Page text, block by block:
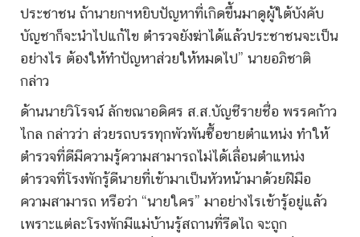
ประชาชน ถ้านายกฯหยิบปัญหาที่เกิดขึ้นมาดูผู้ใต้บังคับ
บัญชาก็จะนำไปแก้ไข ตำรวจยังฆ่าได้แล้วประชาชนจะเป็น
อย่างไร ต้องให้ทำปัญหาส่วยให้หมดไป” นายอภิชาติ
กล่าว
ด้านนายวิโรจน์ ลักขณาอดิศร ส.ส.บัญชีรายชื่อ พรรคก้าว
ไกล กล่าวว่า ส่วยรถบรรทุกพัวพันซื้อขายตำแหน่ง ทำให้
ตำรวจที่ดีมีความรู้ความสามารถไม่ได้เลื่อนตำแหน่ง
ตำรวจที่โรงพักรู้ดีนายที่เข้ามาเป็นหัวหน้ามาด้วยฝีมือ
ความสามารถ หรือว่า “นายใคร” มาอย่างไรเข้ารู้อยู่แล้ว
เพราะแต่ละโรงพักมีแม่บ้านรู้สถานที่รีดไถ จะถูก